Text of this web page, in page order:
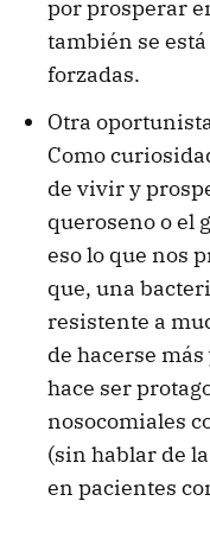
por prosperar
también se
forzadas.
Otra
Como
de vivir y
queroseno o el
eso lo que nos
que, una
resistente a
de hacerse
hace ser
nosocomiales
(sin hablar de
en pacientes